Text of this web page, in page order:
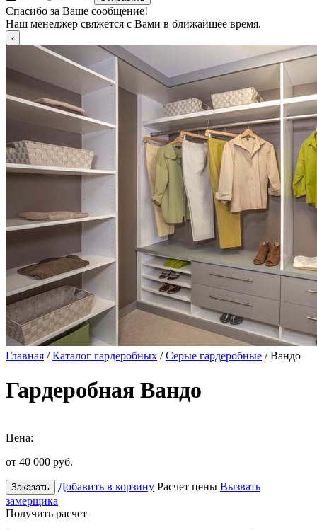
Спасибо за Ваше сообщение!
Наш менеджер свяжется с Вами в ближайшее время.
Главная /Каталог гардеробных /Серые гардеробные / Вандо
Гардеробная Вандо
Цена:
от 40 000 руб.
Заказать Добавить в корзину Расчет цены Вызвать
замерщика
Получить расчет